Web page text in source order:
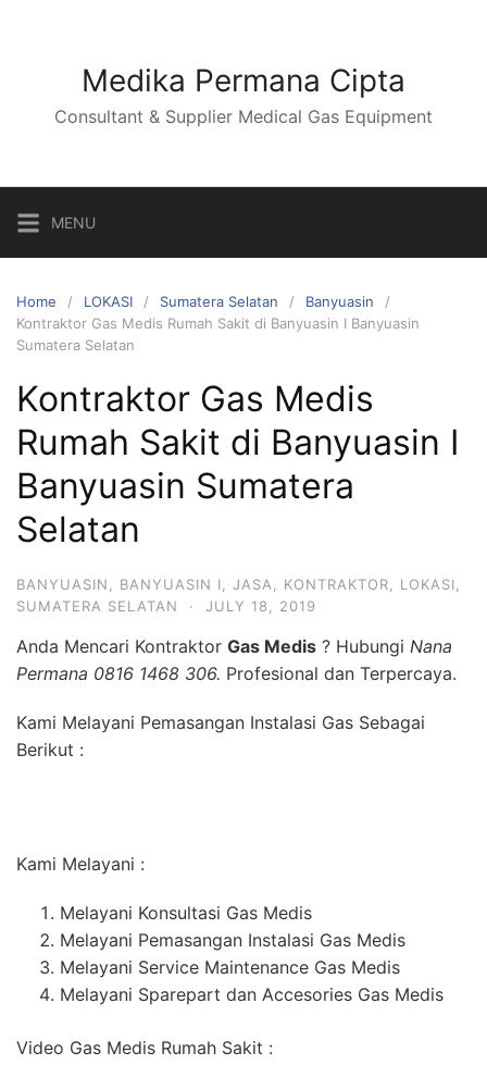
Medika Permana Cipta
Consultant & Supplier Medical Gas Equipment
MENU
Home LOKASI Sumatera Selatan
Banyuasin
Kontraktor Gas Medis Rumah Sakit di Banyuasin I Banyuasin
Sumatera Selatan
Kontraktor Gas Medis
Rumah Sakit di Banyuasin I
Banyuasin Sumatera
Selatan
BANYUASIN BANYUASIN I JASA KONTRAKTOR LOKASI
SUMATERA SELATAN
· JULY 18, 2019
Anda Mencari Kontraktor Gas Medis ? Hubungi Nana
Permana 0816 1468 306. Profesional dan Terpercaya.
Kami Melayani Pemasangan Instalasi Gas Sebagai
Berikut :
Kami Melayani :
Melayani Konsultasi Gas Medis
Melayani Pemasangan Instalasi Gas Medis
Melayani Service Maintenance Gas Medis
Melayani Sparepart dan Accesories Gas Medis
Video Gas Medis Rumah Sakit :